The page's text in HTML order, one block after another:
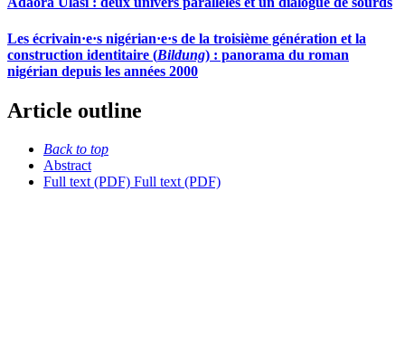
Les écrivain·e·s nigérian·e·s de la troisième génération et la
construction identitaire (Bildung) : panorama du roman
nigérian depuis les années 2000
Article outline
Back to top
Abstract
Full text (PDF) Full text (PDF)